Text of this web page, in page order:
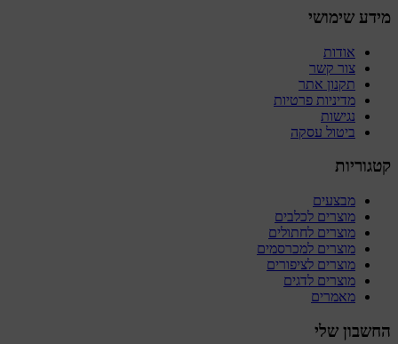
מידע שימושי
אודות
צור קשר
תקנון אתר
מדיניות פרטיות
נגישות
ביטול עסקה
קטגוריות
מבצעים
מוצרים לכלבים
מוצרים לחתולים
מוצרים למכרסמים
מוצרים לציפורים
מוצרים לדגים
מאמרים
החשבון שלי